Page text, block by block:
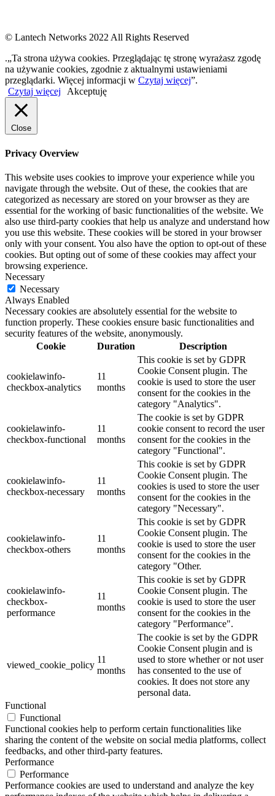
© Lantech Networks 2022 All Rights Reserved
.„Ta strona używa cookies. Przeglądając tę stronę wyrażasz zgodę
na używanie cookies, zgodnie z aktualnymi ustawieniami
przeglądarki. Więcej informacji w Czytaj więcej”.
Czytaj więcej
Akceptuję
Close
Privacy Overview
This website uses cookies to improve your experience while you
navigate through the website. Out of these, the cookies that are
categorized as necessary are stored on your browser as they are
essential for the working of basic functionalities of the website. We
also use third-party cookies that help us analyze and understand how
you use this website. These cookies will be stored in your browser
only with your consent. You also have the option to opt-out of these
cookies. But opting out of some of these cookies may affect your
browsing experience.
Necessary
Necessary
Always Enabled
Necessary cookies are absolutely essential for the website to
function properly. These cookies ensure basic functionalities and
security features of the website, anonymously.
Cookie
Duration Description
cookielawinfo-
checkbox-analytics
11
months
This cookie is set by GDPR
Cookie Consent plugin. The
cookie is used to store the user
consent for the cookies in the
category "Analytics".
cookielawinfo-
checkbox-functional
11
months
The cookie is set by GDPR
cookie consent to record the user
consent for the cookies in the
category "Functional".
cookielawinfo-
checkbox-necessary
11
months
This cookie is set by GDPR
Cookie Consent plugin. The
cookies is used to store the user
consent for the cookies in the
category "Necessary".
cookielawinfo-
checkbox-others
11
months
This cookie is set by GDPR
Cookie Consent plugin. The
cookie is used to store the user
consent for the cookies in the
category "Other.
cookielawinfo-
checkbox-
performance
11
months
This cookie is set by GDPR
Cookie Consent plugin. The
cookie is used to store the user
consent for the cookies in the
category "Performance".
viewed_cookie_policy
11
months
The cookie is set by the GDPR
Cookie Consent plugin and is
used to store whether or not user
has consented to the use of
cookies. It does not store any
personal data.
Functional
Functional
Functional cookies help to perform certain functionalities like
sharing the content of the website on social media platforms, collect
feedbacks, and other third-party features.
Performance
Performance
Performance cookies are used to understand and analyze the key